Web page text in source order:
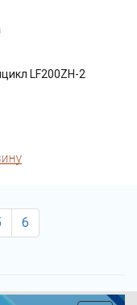
LF200ZH-2
6